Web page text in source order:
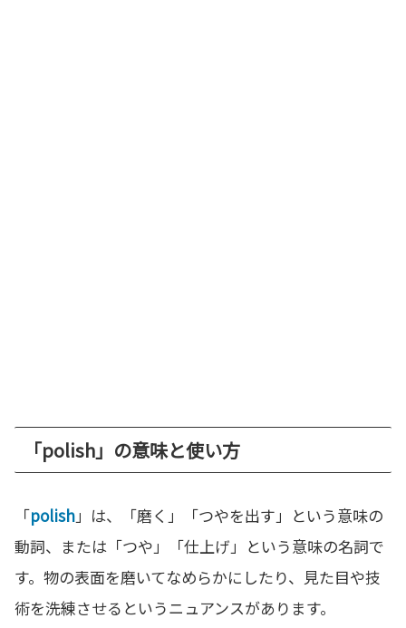
「polish」の意味と使い方
「polish」は、「磨く」「つやを出す」という意味の
動詞、または「つや」「仕上げ」という意味の名詞で
す。物の表面を磨いてなめらかにしたり、見た目や技
術を洗練させるというニュアンスがあります。